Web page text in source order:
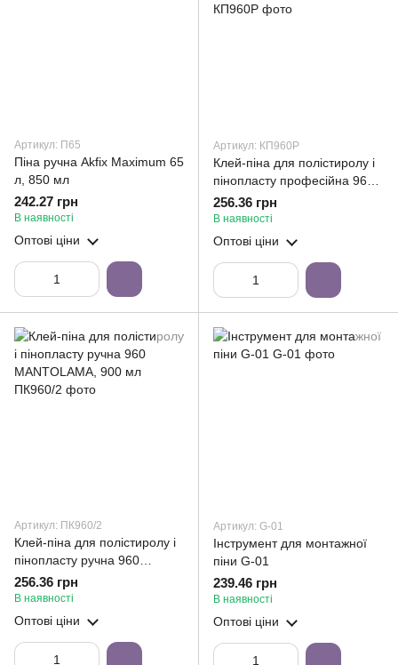
Артикул: П65
Піна ручна Akfix Maximum 65
л, 850 мл
242.27 грн
В наявності
Оптові ціни
Артикул: КП960Р
Клей-піна для полістиролу і
пінопласту професійна 960Р
MANTOLAMA ,900 мл
256.36 грн
В наявності
Оптові ціни
Артикул: ПК960/2
Клей-піна для полістиролу і
пінопласту ручна 960
MANTOLAMA, 900 мл
256.36 грн
В наявності
Оптові ціни
Артикул: G-01
Інструмент для монтажної
піни G-01
239.46 грн
В наявності
Оптові ціни